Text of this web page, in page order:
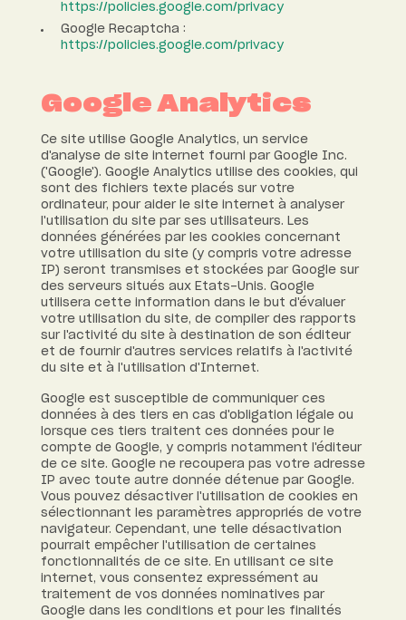
https://policies.google.com/privacy
Google Recaptcha :
https://policies.google.com/privacy
Google Analytics
Ce site utilise Google Analytics, un service
d'analyse de site internet fourni par Google Inc.
('Google'). Google Analytics utilise des cookies, qui
sont des fichiers texte placés sur votre
ordinateur, pour aider le site internet à analyser
l'utilisation du site par ses utilisateurs. Les
données générées par les cookies concernant
votre utilisation du site (y compris votre adresse
IP) seront transmises et stockées par Google sur
des serveurs situés aux Etats-Unis. Google
utilisera cette information dans le but d'évaluer
votre utilisation du site, de compiler des rapports
sur l'activité du site à destination de son éditeur
et de fournir d'autres services relatifs à l'activité
du site et à l'utilisation d'Internet.
Google est susceptible de communiquer ces
données à des tiers en cas d'obligation légale ou
lorsque ces tiers traitent ces données pour le
compte de Google, y compris notamment l'éditeur
de ce site. Google ne recoupera pas votre adresse
IP avec toute autre donnée détenue par Google.
Vous pouvez désactiver l'utilisation de cookies en
sélectionnant les paramètres appropriés de votre
navigateur. Cependant, une telle désactivation
pourrait empêcher l'utilisation de certaines
fonctionnalités de ce site. En utilisant ce site
internet, vous consentez expressément au
traitement de vos données nominatives par
Google dans les conditions et pour les finalités